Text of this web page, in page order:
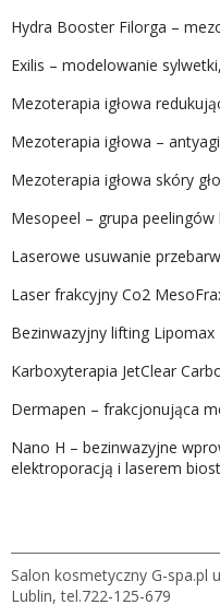
Hydra Booster Filorga –
Exilis – modelowanie
Mezoterapia igłowa
Mezoterapia igłowa –
Mezoterapia igłowa skóry
Mesopeel – grupa peelingów
Laserowe usuwanie
Laser frakcyjny Co2
Bezinwazyjny lifting Lipomax
Karboxyterapia JetClear
Dermapen – frakcjonująca
Nano H – bezinwazyjne
elektroporacją i laserem
Salon kosmetyczny G-spa.pl
Lublin, tel.722-125-679